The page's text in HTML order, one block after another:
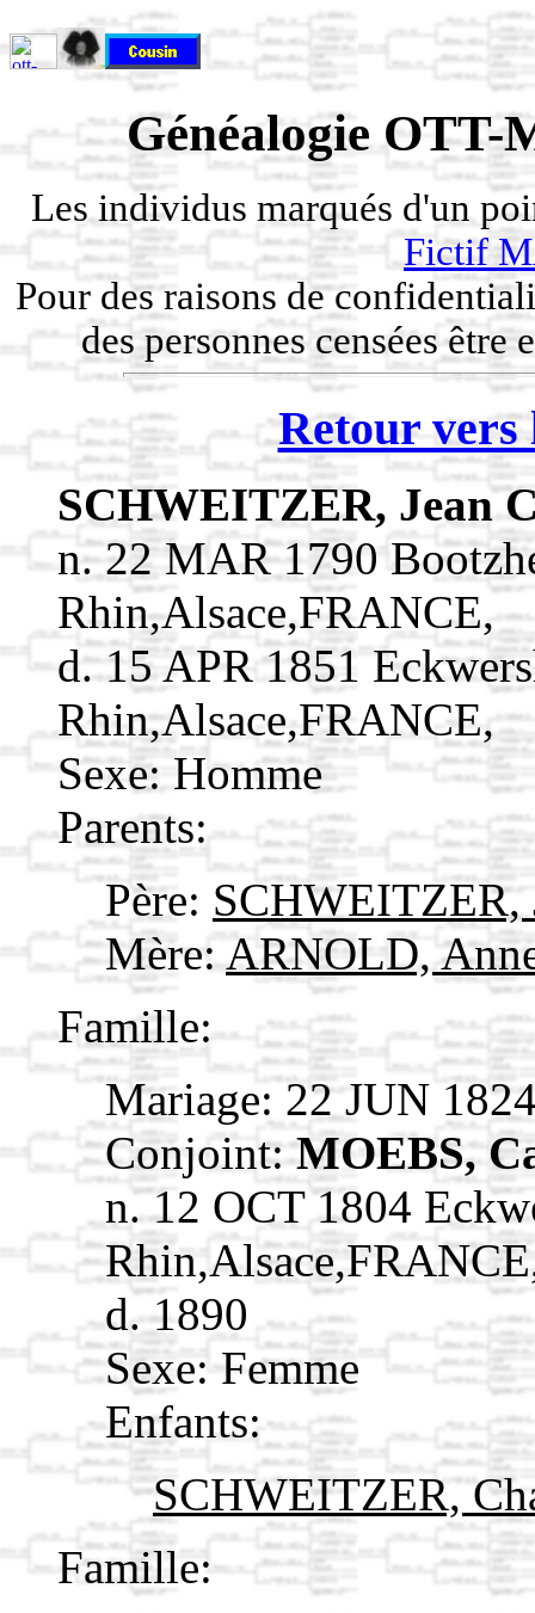
Généalogie OTT-
Les individus marqués d'un
Fictif
Pour des raisons de
des personnes censées
Retour vers
SCHWEITZER, Jean
n. 22 MAR 1790
Rhin,Alsace,FRANCE,
d. 15 APR 1851
Rhin,Alsace,FRANCE,
Sexe: Homme
Parents:
Père: SCHWEITZER,
Mère:ARNOLD,
Famille:
Mariage: 22 JUN
Conjoint: MOEBS,
n. 12 OCT 1804
d. 1890
Sexe: Femme
Enfants:
SCHWEITZER,
Famille: